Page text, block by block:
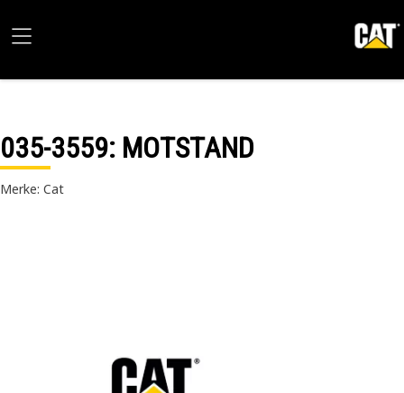
035-3559: MOTSTAND
Merke: Cat